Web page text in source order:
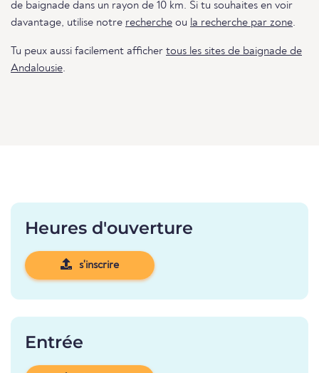
de baignade dans un rayon de 10 km. Si tu souhaites en voir
davantage, utilise notre recherche ou la recherche par zone.
Tu peux aussi facilement afficher tous les sites de baignade de
Andalousie.
Heures d'ouverture
s'inscrire
Entrée